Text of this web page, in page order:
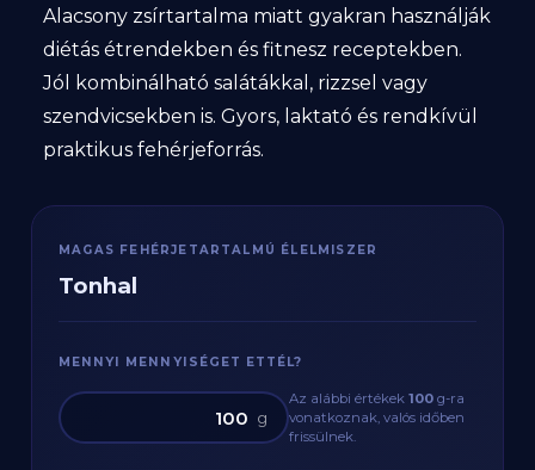
Alacsony zsírtartalma miatt gyakran használják
diétás étrendekben és fitnesz receptekben.
Jól kombinálható salátákkal, rizzsel vagy
szendvicsekben is. Gyors, laktató és rendkívül
praktikus fehérjeforrás.
MAGAS FEHÉRJETARTALMÚ ÉLELMISZER
Tonhal
MENNYI MENNYISÉGET ETTÉL?
g
Az alábbi értékek 100 g-ra
vonatkoznak, valós időben
frissülnek.